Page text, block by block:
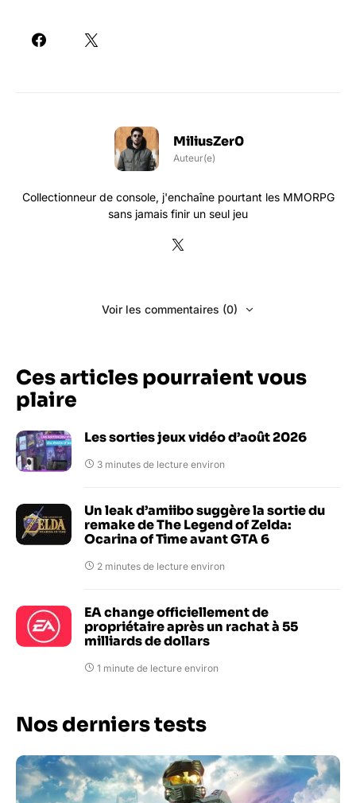
MiliusZer0
Auteur(e)
Collectionneur de console, j'enchaîne pourtant les MMORPG
sans jamais finir un seul jeu
Voir les commentaires (0)
Ces articles pourraient vous
plaire
Les sorties jeux vidéo d’août 2026
3 minutes de lecture environ
Un leak d’amiibo suggère la sortie du
remake de The Legend of Zelda:
Ocarina of Time avant GTA 6
2 minutes de lecture environ
EA change officiellement de
propriétaire après un rachat à 55
milliards de dollars
1 minute de lecture environ
Nos derniers tests